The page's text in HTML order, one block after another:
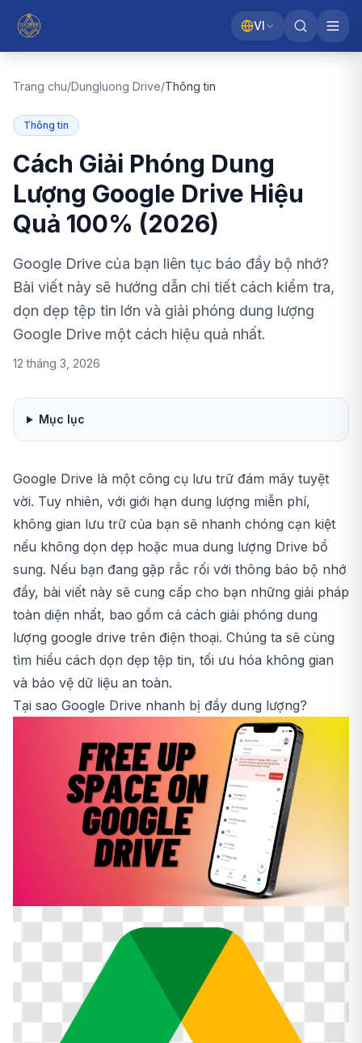
VI
Trang chu/Dungluong Drive/Thông tin
Thông tin
Cách Giải Phóng Dung
Lượng Google Drive Hiệu
Quả 100% (2026)
Google Drive của bạn liên tục báo đầy bộ nhớ?
Bài viết này sẽ hướng dẫn chi tiết cách kiểm tra,
dọn dẹp tệp tin lớn và giải phóng dung lượng
Google Drive một cách hiệu quả nhất.
12 tháng 3, 2026
Mục lục
Google Drive là một công cụ lưu trữ đám mây tuyệt
vời. Tuy nhiên, với giới hạn dung lượng miễn phí,
không gian lưu trữ của bạn sẽ nhanh chóng cạn kiệt
nếu không dọn dẹp hoặc mua dung lượng Drive bổ
sung. Nếu bạn đang gặp rắc rối với thông báo bộ nhớ
đầy, bài viết này sẽ cung cấp cho bạn những giải pháp
toàn diện nhất, bao gồm cả cách giải phóng dung
lượng google drive trên điện thoại. Chúng ta sẽ cùng
tìm hiểu cách dọn dẹp tệp tin, tối ưu hóa không gian
và bảo vệ dữ liệu an toàn.
Tại sao Google Drive nhanh bị đầy dung lượng?